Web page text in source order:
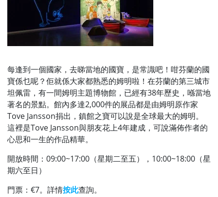
每逢到一個國家，去睇當地的國寶，是常識吧！咁芬蘭的國
寶係乜呢？佢就係大家都熟悉的姆明啦！在芬蘭的第三城市
坦佩雷，有一間姆明主題博物館，已經有38年歷史，喺當地
著名的景點。館內多達2,000件的展品都是由姆明原作家
Tove Jansson捐出，鎮館之寶可以說是全球最大的姆明。
這裡是Tove Jansson與朋友花上4年建成，可說滿佈作者的
心思和一生的作品精華。
開放時間：09:00~17:00（星期二至五），10:00~18:00（星
期六至日）
門票：€7。詳情按此查詢。